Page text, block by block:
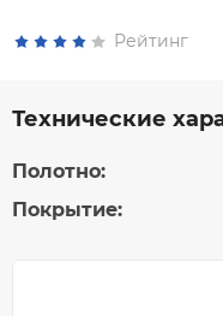
Рейтинг
Технические
Полотно:
Покрытие: